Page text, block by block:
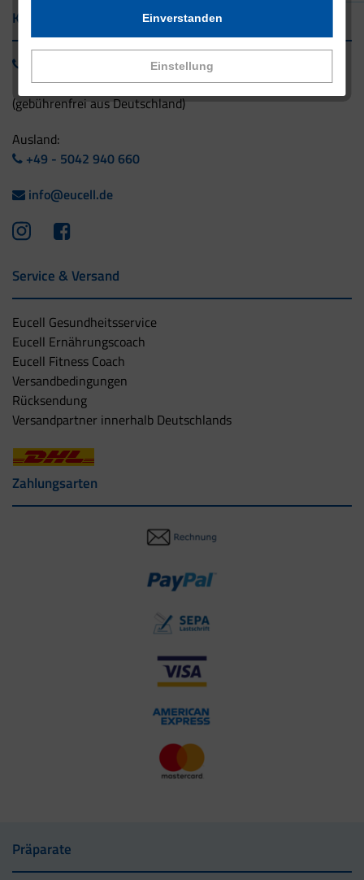
Einstellung
Einverstanden
Kontakt
(gebührenfrei aus Deutschland)
Ausland:
+49 - 5042 940 660
info@eucell.de
Service & Versand
Eucell Gesundheitsservice
Eucell Ernährungscoach
Eucell Fitness Coach
Versandbedingungen
Rücksendung
Versandpartner innerhalb Deutschlands
Zahlungsarten
Präparate